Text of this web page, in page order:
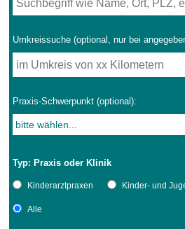
Umkreissuche (optional, nur bei
Praxis-Schwerpunkt (optional):
Typ: Praxis oder Klinik
Kinderarztpraxen Kinder- und
Alle